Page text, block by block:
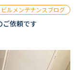
ビルメンテナンスブログ
ご依頼です